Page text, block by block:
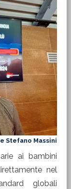
Stefano Massini
ai bambini
nel
globali